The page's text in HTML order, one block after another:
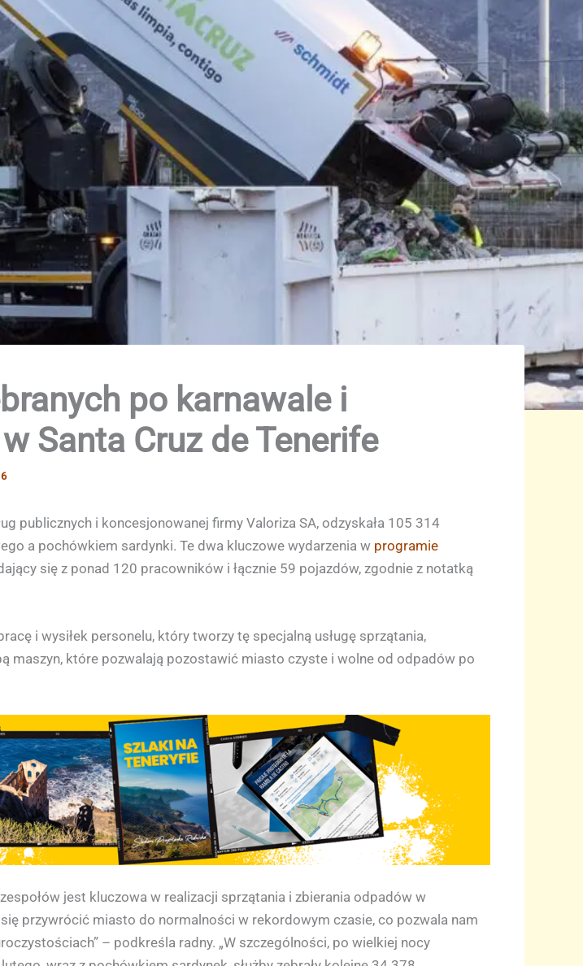
po karnawale i
Santa Cruz de Tenerife
publicznych i koncesjonowanej firmy Valoriza SA, odzyskała 105 314
a pochówkiem sardynki. Te dwa kluczowe wydarzenia w programie
się z ponad 120 pracowników i łącznie 59 pojazdów, zgodnie z notatką
i wysiłek personelu, który tworzy tę specjalną usługę sprzątania,
maszyn, które pozwalają pozostawić miasto czyste i wolne od odpadów po
jest kluczowa w realizacji sprzątania i zbierania odpadów w
przywrócić miasto do normalności w rekordowym czasie, co pozwala nam
– podkreśla radny. „W szczególności, po wielkiej nocy